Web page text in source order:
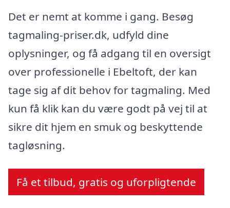
Det er nemt at komme i gang. Besøg
tagmaling-priser.dk, udfyld dine
oplysninger, og få adgang til en oversigt
over professionelle i Ebeltoft, der kan
tage sig af dit behov for tagmaling. Med
kun få klik kan du være godt på vej til at
sikre dit hjem en smuk og beskyttende
tagløsning.
Få et tilbud, gratis og uforpligtende